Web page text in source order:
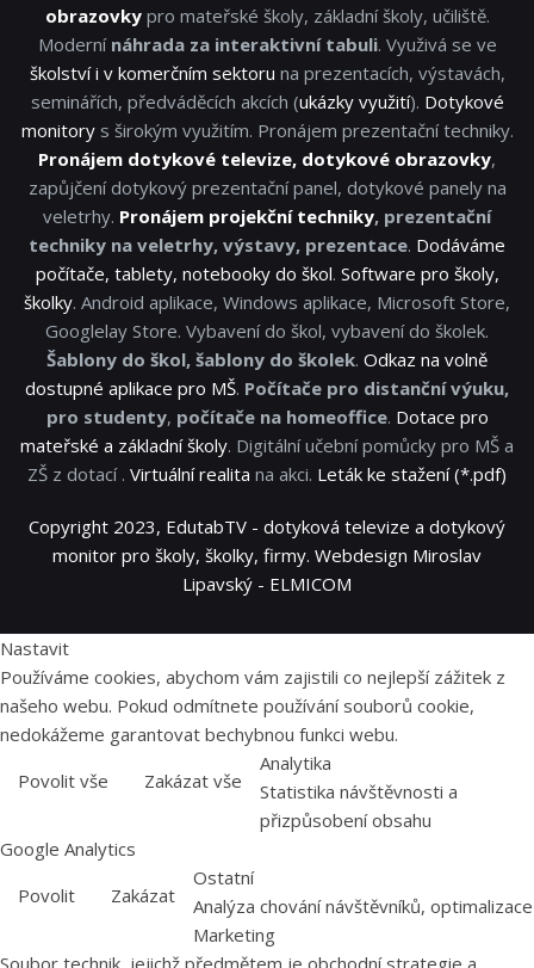
obrazovkypro mateřské školy, základní školy, učiliště.
Moderní náhrada za interaktivní tabuli. Využivá se ve
školství i v komerčním sektoru na prezentacích, výstavách,
seminářích, předváděcích akcích (ukázky využití). Dotykové
monitorys širokým využitím. Pronájem prezentační techniky.
Pronájem dotykové televize, dotykové obrazovky,
zapůjčení dotykový prezentační panel, dotykové panely na
veletrhy. Pronájem projekční techniky, prezentační
techniky na veletrhy, výstavy, prezentace. Dodáváme
počítače, tablety, notebooky do škol. Software pro školy,
školky. Android aplikace, Windows aplikace, Microsoft Store,
Googlelay Store. Vybavení do škol, vybavení do školek.
Šablony do škol, šablony do školek. Odkaz na volně
dostupné aplikace pro MŠ. Počítače pro distanční výuku,
pro studenty, počítače na homeoffice. Dotace pro
mateřské a základní školy. Digitální učební pomůcky pro MŠ a
ZŠ z dotací . Virtuální realita na akci. Leták ke stažení (*.pdf)
Copyright 2023, EdutabTV - dotyková televize a dotykový
monitor pro školy, školky, firmy. Webdesign Miroslav
Lipavský - ELMICOM
Nastavit
Používáme cookies, abychom vám zajistili co nejlepší zážitek z
našeho webu. Pokud odmítnete používání souborů cookie,
nedokážeme garantovat bechybnou funkci webu.
Povolit vše
Zakázat vše
Analytika
Statistika návštěvnosti a
přizpůsobení obsahu
Google Analytics
Povolit
Zakázat
Ostatní
Analýza chování návštěvníků, optimalizace
Marketing
Soubor technik, jejichž předmětem je obchodní strategie a